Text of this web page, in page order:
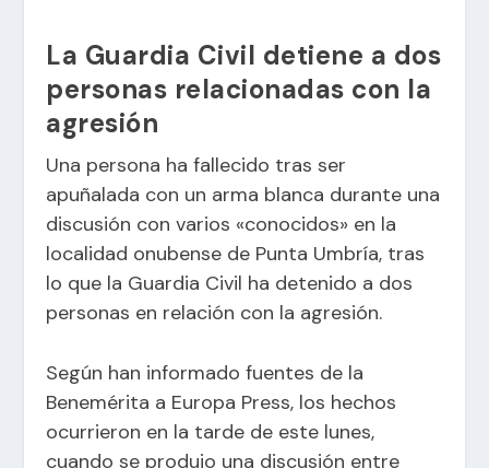
La Guardia Civil detiene a dos
personas relacionadas con la
agresión
Una persona ha fallecido tras ser
apuñalada con un arma blanca durante una
discusión con varios «conocidos» en la
localidad onubense de Punta Umbría, tras
lo que la Guardia Civil ha detenido a dos
personas en relación con la agresión.
Según han informado fuentes de la
Benemérita a Europa Press, los hechos
ocurrieron en la tarde de este lunes,
cuando se produjo una discusión entre